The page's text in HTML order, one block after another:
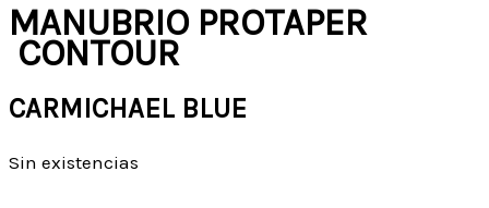
MANUBRIO PROTAPER
CONTOUR
CARMICHAEL BLUE
Sin existencias